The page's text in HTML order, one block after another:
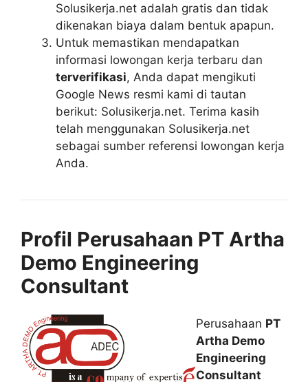
Solusikerja.net adalah gratis dan tidak
dikenakan biaya dalam bentuk apapun.
Untuk memastikan mendapatkan
informasi lowongan kerja terbaru dan
terverifikasi, Anda dapat mengikuti
Google News resmi kami di tautan
berikut: Solusikerja.net. Terima kasih
telah menggunakan Solusikerja.net
sebagai sumber referensi lowongan kerja
Anda.
Profil Perusahaan PT Artha
Demo Engineering
Consultant
Perusahaan PT
Artha Demo
Engineering
Consultant